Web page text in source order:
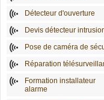
Détecteur d'ouverture
Devis détecteur
Pose de caméra de
Réparation
Formation installateur
alarme